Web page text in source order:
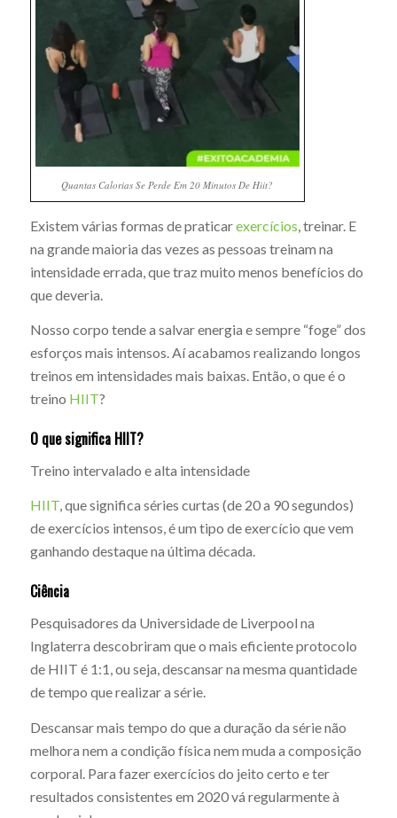
Quantas Calorias Se Perde Em 20 Minutos De Hiit?
Existem várias formas de praticarexercícios , treinar. E
na grande maioria das vezes as pessoas treinam na
intensidade errada, que traz muito menos benefícios do
que deveria.
Nosso corpo tende a salvar energia e sempre “foge” dos
esforços mais intensos. Aí acabamos realizando longos
treinos em intensidades mais baixas. Então, o que é o
treino HIIT?
O que significa HIIT?
Treino intervalado e alta intensidade
HIIT, que significa séries curtas (de 20 a 90 segundos)
de exercícios intensos, é um tipo de exercício que vem
ganhando destaque na última década.
Ciência
Pesquisadores da Universidade de Liverpool na
Inglaterra descobriram que o mais eficiente protocolo
de HIIT é 1:1, ou seja, descansar na mesma quantidade
de tempo que realizar a série.
Descansar mais tempo do que a duração da série não
melhora nem a condição física nem muda a composição
corporal. Para fazer exercícios do jeito certo e ter
resultados consistentes em 2020 vá regularmente à